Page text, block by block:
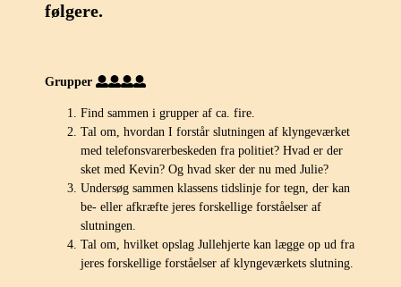
følgere.
Grupper
Find sammen i grupper af ca. fire.
Tal om, hvordan I forstår slutningen af klyngeværket
med telefonsvarerbeskeden fra politiet? Hvad er der
sket med Kevin? Og hvad sker der nu med Julie?
Undersøg sammen klassens tidslinje for tegn, der kan
be- eller afkræfte jeres forskellige forståelser af
slutningen.
Tal om, hvilket opslag Jullehjerte kan lægge op ud fra
jeres forskellige forståelser af klyngeværkets slutning.